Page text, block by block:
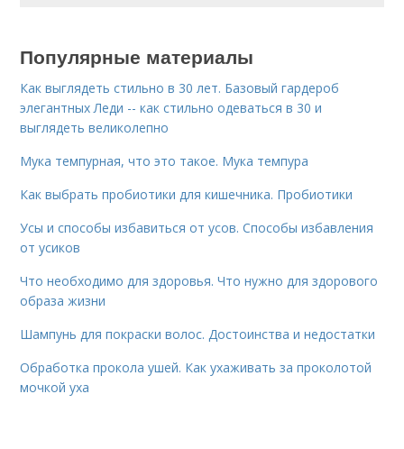
Популярные материалы
Как выглядеть стильно в 30 лет. Базовый гардероб
элегантных Леди -- как стильно одеваться в 30 и
выглядеть великолепно
Мука темпурная, что это такое. Мука темпура
Как выбрать пробиотики для кишечника. Пробиотики
Усы и способы избавиться от усов. Способы избавления
от усиков
Что необходимо для здоровья. Что нужно для здорового
образа жизни
Шампунь для покраски волос. Достоинства и недостатки
Обработка прокола ушей. Как ухаживать за проколотой
мочкой уха